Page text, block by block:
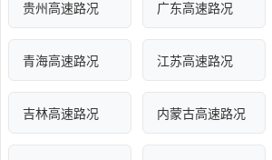
贵州高速路况 广东高速路况
青海高速路况 江苏高速路况
吉林高速路况 内蒙古高速路况